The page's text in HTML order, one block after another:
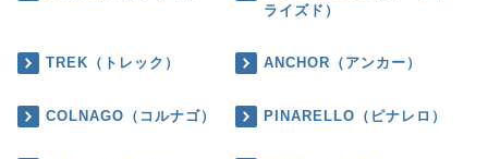
ライズド）
TREK（トレック） ANCHOR（アンカー）
COLNAGO（コルナゴ） PINARELLO（ピナレロ）